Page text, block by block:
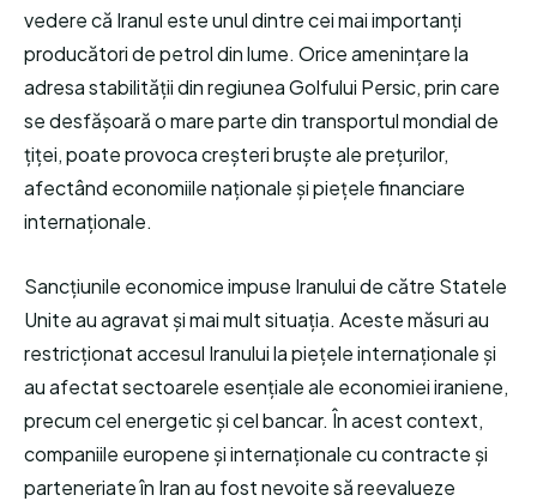
vedere că Iranul este unul dintre cei mai importanți
producători de petrol din lume. Orice amenințare la
adresa stabilității din regiunea Golfului Persic, prin care
se desfășoară o mare parte din transportul mondial de
țiței, poate provoca creșteri bruște ale prețurilor,
afectând economiile naționale și piețele financiare
internaționale.
Sancțiunile economice impuse Iranului de către Statele
Unite au agravat și mai mult situația. Aceste măsuri au
restricționat accesul Iranului la piețele internaționale și
au afectat sectoarele esențiale ale economiei iraniene,
precum cel energetic și cel bancar. În acest context,
companiile europene și internaționale cu contracte și
parteneriate în Iran au fost nevoite să reevalueze